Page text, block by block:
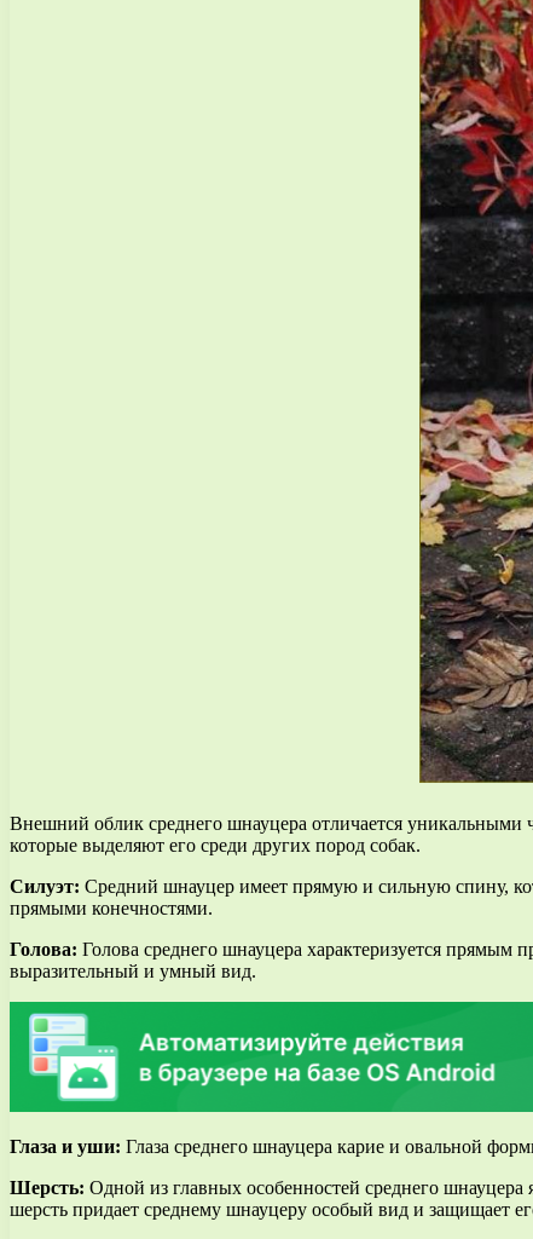
Внешний облик среднего шнауцера отличается уникальными
которые выделяют его среди других пород собак.
Силуэт: Средний шнауцер имеет прямую и сильную спину,
прямыми конечностями.
Голова: Голова среднего шнауцера характеризуется
выразительный и умный вид.
Глаза и уши: Глаза среднего шнауцера карие и овальной
Шерсть: Одной из главных особенностей среднего шнауцера
шерсть придает среднему шнауцеру особый вид и защищает